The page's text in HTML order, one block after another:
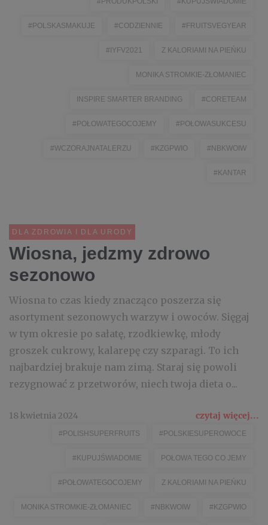
#POLSKASMAKUJE #CODZIENNIE #FRUITSVEGYEAR
#IYFV2021 Z KALORIAMI NA PIEŃKU
MONIKA STROMKIE-ZŁOMANIEC
INSPIRE SMARTER BRANDING #CORETEAM
#POŁOWATEGOCOJEMY #POŁOWASUKCESU
#WCZORAJNATALERZU #KZGPWIO #NBKWOIW
#KANTAR
DLA ZDROWIA I DLA URODY
Wiosna, jedzmy zdrowo
sezonowo
Wiosna to czas kiedy znacząco poszerza się
asortyment sezonowych warzyw i owoców. Sięgaj
w tym okresie po sałatę, rzodkiewkę, młody
groszek cukrowy, kalarepę czy szparagi. To ich
najbardziej brakuje nam zimą. Staraj się powoli
rezygnować z przetworów, niech twoja dieta o...
18 kwietnia 2024 czytaj więcej...
#POLISHSUPERFRUITS #POLSKIESUPEROWOCE
#KUPUJŚWIADOMIE POŁOWA TEGO CO JEMY
#POŁOWATEGOCOJEMY Z KALORIAMI NA PIEŃKU
MONIKA STROMKIE-ZŁOMANIEC #NBKWOIW #KZGPWIO